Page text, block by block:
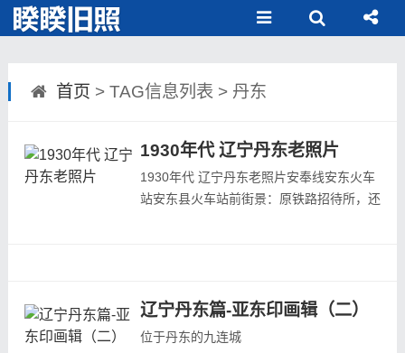
首页 > TAG信息列表 > 丹东
1930年代 辽宁丹东老照片
1930年代 辽宁丹东老照片安奉线安东火车
站安东县火车站前街景：原铁路招待所，还
通...
辽宁丹东篇-亚东印画辑（二）
位于丹东的九连城